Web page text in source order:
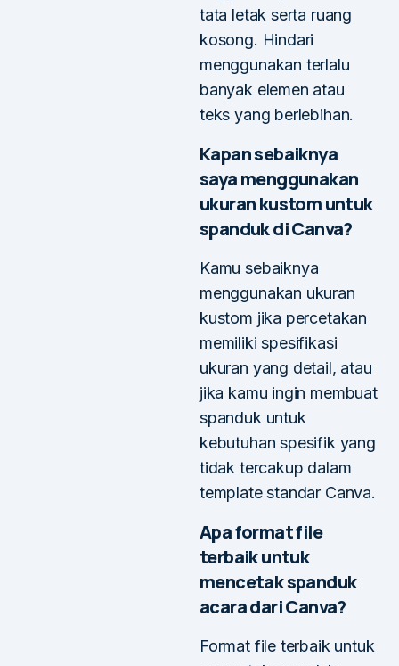
tata letak serta ruang
kosong. Hindari
menggunakan terlalu
banyak elemen atau
teks yang berlebihan.
Kapan sebaiknya
saya menggunakan
ukuran kustom untuk
spanduk di Canva?
Kamu sebaiknya
menggunakan ukuran
kustom jika percetakan
memiliki spesifikasi
ukuran yang detail, atau
jika kamu ingin membuat
spanduk untuk
kebutuhan spesifik yang
tidak tercakup dalam
template standar Canva.
Apa format file
terbaik untuk
mencetak spanduk
acara dari Canva?
Format file terbaik untuk